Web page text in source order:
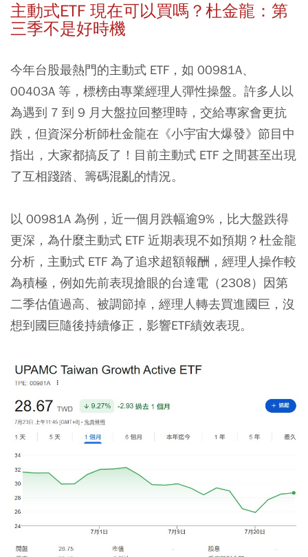
主動式ETF 現在可以買嗎？杜金龍：第
三季不是好時機
今年台股最熱門的主動式 ETF，如 00981A、
00403A 等，標榜由專業經理人彈性操盤。許多人以
為遇到 7 到 9 月大盤拉回整理時，交給專家會更抗
跌，但資深分析師杜金龍在《小宇宙大爆發》節目中
指出，大家都搞反了！目前主動式 ETF 之間甚至出現
了互相踐踏、籌碼混亂的情況。
以 00981A 為例，近一個月跌幅逾9%，比大盤跌得
更深，為什麼主動式 ETF 近期表現不如預期？杜金龍
分析，主動式 ETF 為了追求超額報酬，經理人操作較
為積極，例如先前表現搶眼的台達電（2308）因第
二季估值過高、被調節掉，經理人轉去買進國巨，沒
想到國巨隨後持續修正，影響ETF績效表現。